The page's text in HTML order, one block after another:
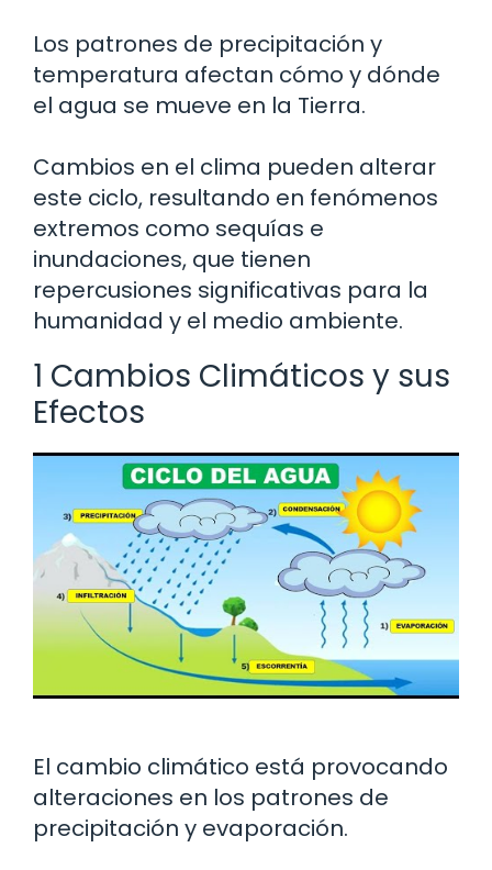
Los patrones de precipitación y
temperatura afectan cómo y dónde
el agua se mueve en la Tierra.
Cambios en el clima pueden alterar
este ciclo, resultando en fenómenos
extremos como sequías e
inundaciones, que tienen
repercusiones significativas para la
humanidad y el medio ambiente.
1 Cambios Climáticos y sus
Efectos
El cambio climático está provocando
alteraciones en los patrones de
precipitación y evaporación.